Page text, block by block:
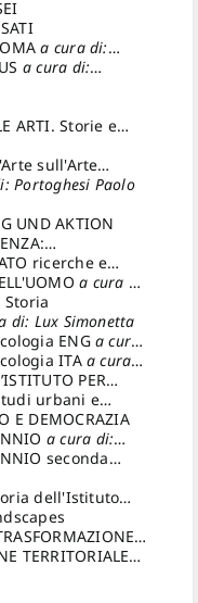
di: Gallo Marco
a cura di:
a cura di:
ARTI. Storie e
sull'Arte
della
Droghetti onlus
Portoghesi Paolo
UND AKTION
& AMBIENTE
ricerche e
a cura di:
Luigi
Storia
di: Lux Simonetta
ENG a cura
ITA a cura
PER
urbani e
E DEMOCRAZIA
a cura di:
seconda
dell'Istituto
a cura di:
a
A.
TERRITORIALE
AMBIENTALE